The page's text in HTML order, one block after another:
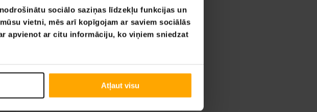
sociālo saziņas līdzekļu funkcijas un
vietni, mēs arī kopīgojam ar saviem sociālās
apvienot ar citu informāciju, ko viņiem sniedzat
Atļaut visu